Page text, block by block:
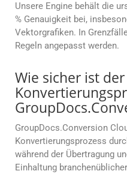
Unsere Engine behält die
% Genauigkeit bei,
Vektorgrafiken. In
Regeln angepasst werden.
Wie sicher ist der
GroupDocs.Conversion
Konvertierungsprozess
während der Übertragung
Einhaltung